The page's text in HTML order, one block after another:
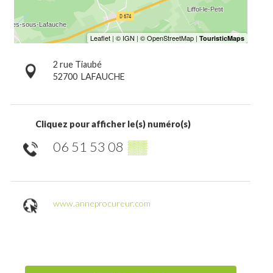
2 rue Tiaubé
52700 LAFAUCHE
Cliquez pour afficher le(s) numéro(s)
06 51 53 08 ▒▒
www.anneprocureur.com